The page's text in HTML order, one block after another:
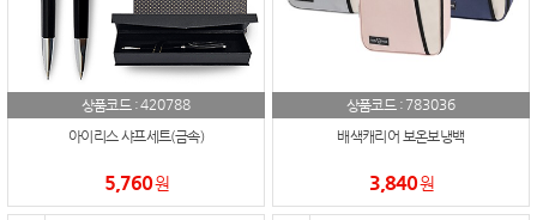
상품코드 :420788
아이리스 샤프세트(금속)
5,760원
상품코드 : 783036
배색캐리어 보온보냉백
3,840원